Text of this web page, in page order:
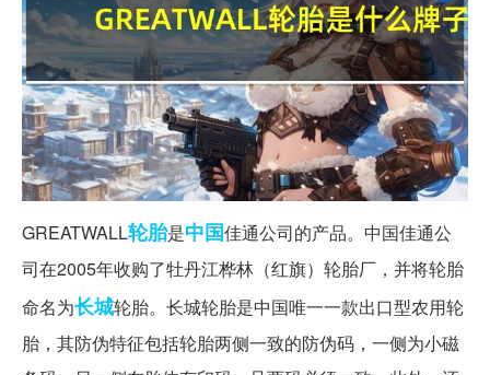
GREATWALL轮胎是中国佳通公司的产品。中国佳通公
司在2005年收购了牡丹江桦林（红旗）轮胎厂，并将轮胎
命名为长城轮胎。长城轮胎是中国唯一一款出口型农用轮
胎，其防伪特征包括轮胎两侧一致的防伪码，一侧为小磁